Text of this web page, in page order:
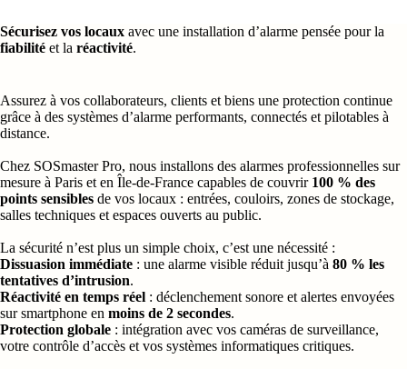
Sécurisez vos locaux avec une installation d’alarme pensée pour la
fiabilité et la réactivité.
Assurez à vos collaborateurs, clients et biens une protection continue
grâce à des systèmes d’alarme performants, connectés et pilotables à
distance.
Chez SOSmaster Pro, nous installons des alarmes professionnelles sur
mesure à Paris et en Île-de-France capables de couvrir 100 % des
points sensibles de vos locaux : entrées, couloirs, zones de stockage,
salles techniques et espaces ouverts au public.
La sécurité n’est plus un simple choix, c’est une nécessité :
Dissuasion immédiate : une alarme visible réduit jusqu’à 80 % les
tentatives d’intrusion.
Réactivité en temps réel : déclenchement sonore et alertes envoyées
sur smartphone en moins de 2 secondes.
Protection globale : intégration avec vos caméras de surveillance,
votre contrôle d’accès et vos systèmes informatiques critiques.